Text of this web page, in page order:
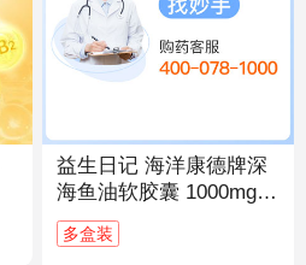
益生日记 海洋康德牌深
海鱼油软胶囊 1000mg/
粒*200粒
多盒装